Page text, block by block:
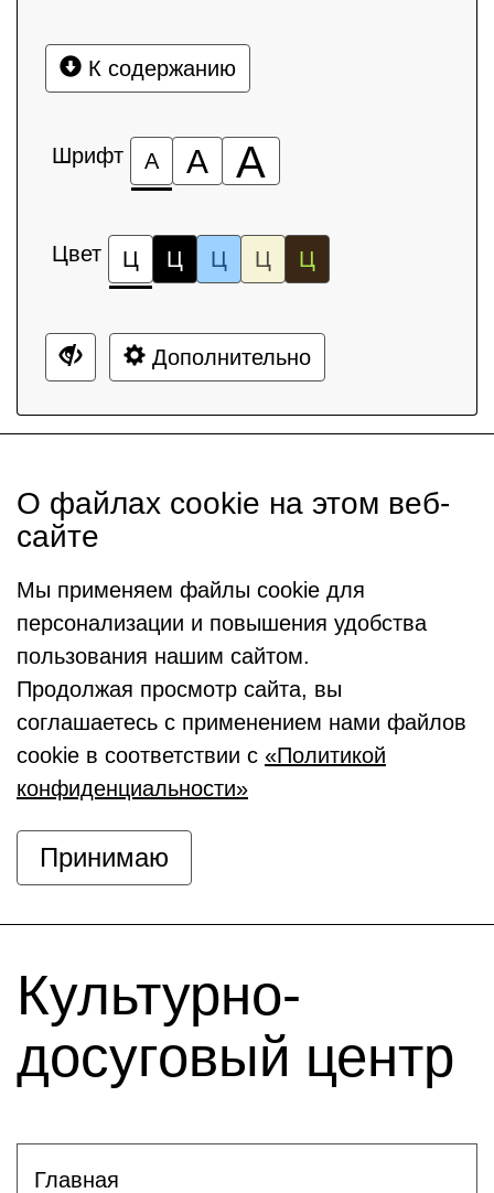
К содержанию
Шрифт А А А
Цвет Ц Ц Ц Ц Ц
Дополнительно
О файлах cookie на этом веб-
сайте
Мы применяем файлы cookie для
персонализации и повышения удобства
пользования нашим сайтом.
Продолжая просмотр сайта, вы
соглашаетесь с применением нами файлов
cookie в соответствии с «Политикой
конфиденциальности»
Принимаю
Культурно-
досуговый центр
Главная